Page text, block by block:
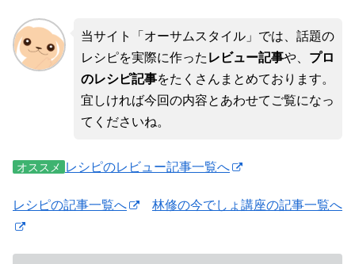
当サイト「オーサムスタイル」では、話題の
レシピを実際に作った レビュー記事や、 プロ
のレシピ記事をたくさんまとめております。
宜しければ今回の内容とあわせてご覧になっ
てくださいね。
オススメ レシピのレビュー記事一覧へ
レシピの記事一覧へ 林修の今でしょ講座の記事一覧へ